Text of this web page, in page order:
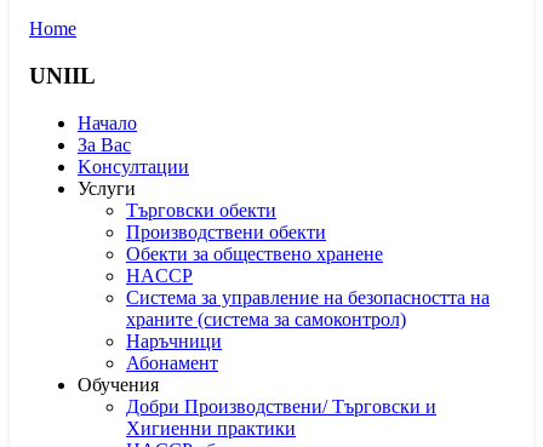
Home
UNIIL
Начало
За Вас
Kонсултации
Услуги
Търговски обекти
Производствени обекти
Обекти за обществено хранене
HACCP
Система за управление на безопасността на
храните (система за самоконтрол)
Наръчници
Абонамент
Обучения
Добри Производствени/ Търговски и
Хигиенни практики